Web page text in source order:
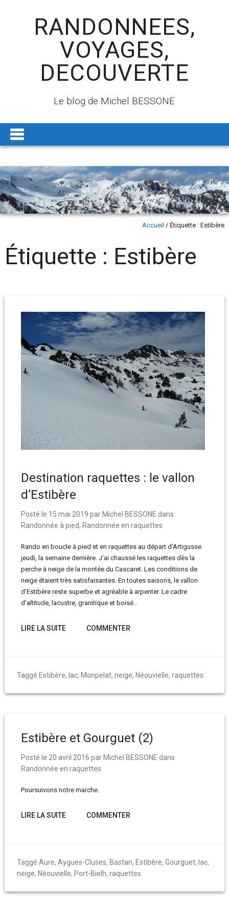
RANDONNEES,
VOYAGES,
DECOUVERTE
Le blog de Michel BESSONE
Accueil /Étiquette :Estibère
Étiquette : Estibère
Destination raquettes : le vallon
d’Estibère
Posté le 15 mai 2019 par Michel BESSONE dans
Randonnée à pied, Randonnée en raquettes
Rando en boucle à pied et en raquettes au départ d’Artigusse
jeudi, la semaine dernière. J’ai chaussé les raquettes dès la
perche à neige de la montée du Cascaret. Les conditions de
neige étaient très satisfaisantes. En toutes saisons, le vallon
d’Estibère reste superbe et agréable à arpenter. Le cadre
d’altitude, lacustre, granitique et boisé…
LIRE LA SUITE COMMENTER
Taggé Estibère, lac, Monpelat, neige, Néouvielle, raquettes
Estibère et Gourguet (2)
Posté le 20 avril 2016 par Michel BESSONE dans
Randonnée en raquettes
Poursuivons notre marche.
LIRE LA SUITE COMMENTER
Taggé Aure, Aygues-Cluses, Bastan, Estibère, Gourguet, lac,
neige, Néouvielle, Port-Bielh, raquettes